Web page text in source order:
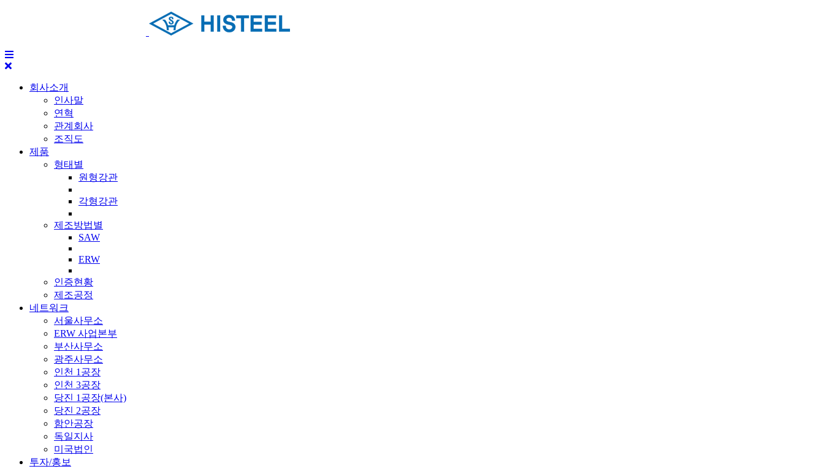
회사소개
인사말
연혁
관계회사
조직도
제품
형태별
원형강관
각형강관
제조방법별
SAW
ERW
인증현황
제조공정
네트워크
서울사무소
ERW 사업본부
부산사무소
광주사무소
인천 1공장
인천 3공장
당진 1공장(본사)
당진 2공장
함안공장
독일지사
미국법인
투자/홍보